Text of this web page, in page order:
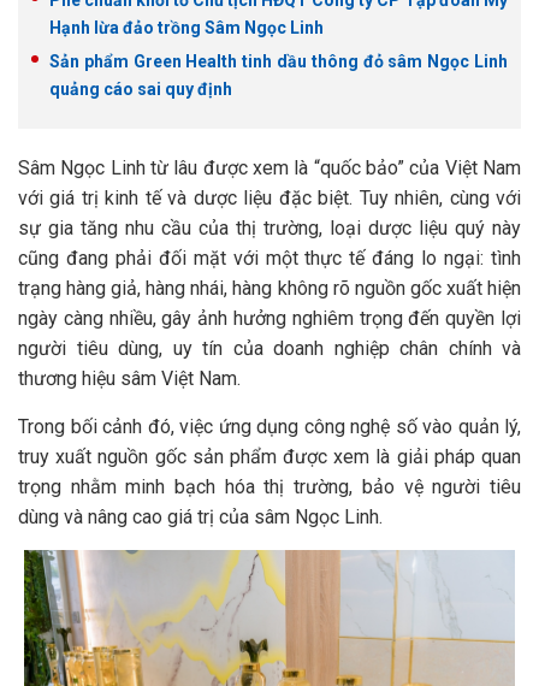
Hạnh lừa đảo trồng Sâm Ngọc Linh
Sản phẩm Green Health tinh dầu thông đỏ sâm Ngọc Linh
quảng cáo sai quy định
Sâm Ngọc Linh từ lâu được xem là “quốc bảo” của Việt Nam
với giá trị kinh tế và dược liệu đặc biệt. Tuy nhiên, cùng với
sự gia tăng nhu cầu của thị trường, loại dược liệu quý này
cũng đang phải đối mặt với một thực tế đáng lo ngại: tình
trạng hàng giả, hàng nhái, hàng không rõ nguồn gốc xuất hiện
ngày càng nhiều, gây ảnh hưởng nghiêm trọng đến quyền lợi
người tiêu dùng, uy tín của doanh nghiệp chân chính và
thương hiệu sâm Việt Nam.
Trong bối cảnh đó, việc ứng dụng công nghệ số vào quản lý,
truy xuất nguồn gốc sản phẩm được xem là giải pháp quan
trọng nhằm minh bạch hóa thị trường, bảo vệ người tiêu
dùng và nâng cao giá trị của sâm Ngọc Linh.